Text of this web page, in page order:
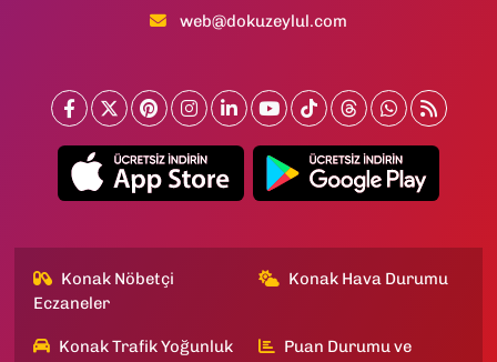
web@dokuzeylul.com
Konak Nöbetçi
Eczaneler
Konak Hava Durumu
Konak Trafik Yoğunluk
Puan Durumu ve